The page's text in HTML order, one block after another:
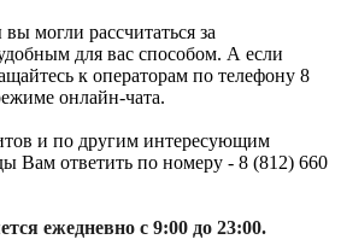
могли рассчитаться за
для вас способом. А если
к операторам по телефону 8
онлайн-чата.
и по другим интересующим
Вам ответить по номеру - 8 (812) 660
ежедневно с 9:00 до 23:00.